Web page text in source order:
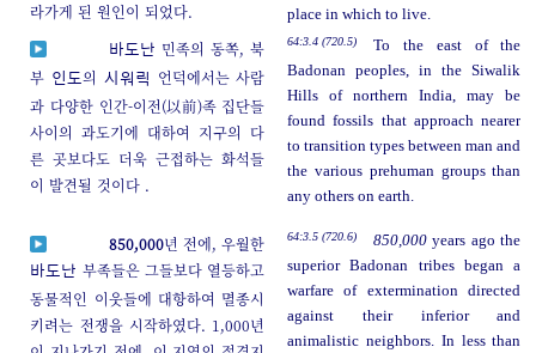
라가게 된 원인이 되었다.
place in which to live.
바도난 민족의 동쪽, 북
부 인도의 시워릭
언덕에서는 사람
과 다양한 인간-이전(以前)족 집단들
사이의 과도기에 대하여 지구의 다
른 곳보다도 더욱 근접하는 화석들
이 발견될 것이다 .
64:3.4 (720.5)
To the east of the
Badonan peoples, in the Siwalik
Hills of northern India, may be
found fossils that approach nearer
to transition types between man and
the various prehuman groups than
any others on earth.
850,000년 전에, 우월한
바도난 부족들은 그들보다 열등하고
동물적인 이웃들에 대항하여 멸종시
키려는 전쟁을 시작하였다. 1,000년
64:3.5 (720.6) 850,000years ago the
superior Badonan tribes began a
warfare of extermination directed
against their inferior and
animalistic neighbors. In less than